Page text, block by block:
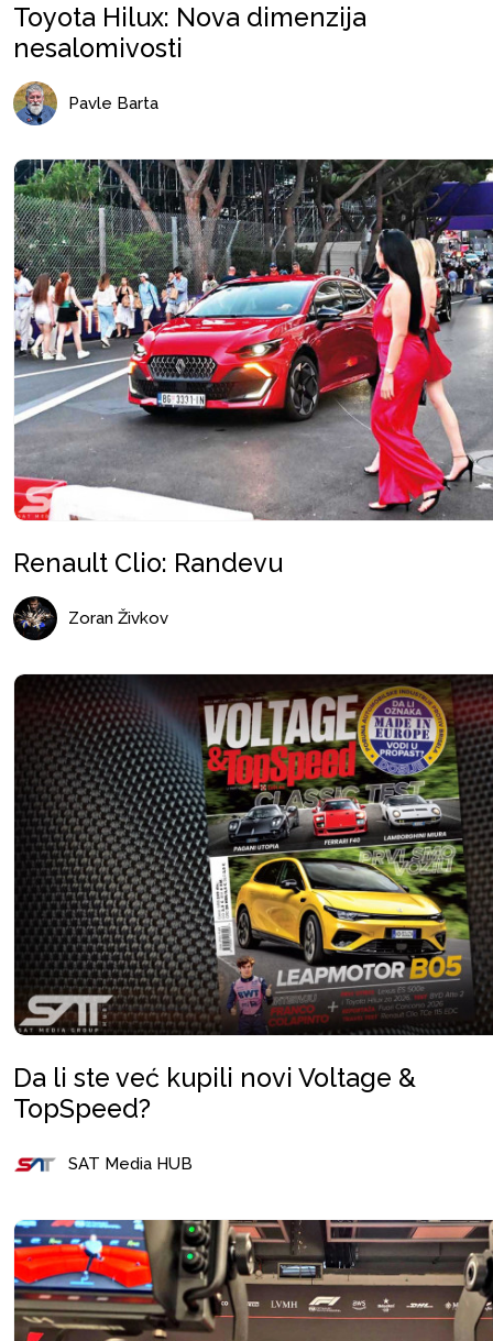
Toyota Hilux: Nova dimenzija
nesalomivosti
Pavle Barta
Renault Clio: Randevu
Zoran Živkov
Da li ste već kupili novi Voltage &
TopSpeed?
SAT Media HUB